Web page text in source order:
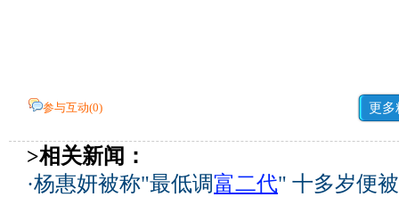
参与互动(0) 更多
>相关新闻：
·杨惠妍被称"最低调富二代" 十多岁便